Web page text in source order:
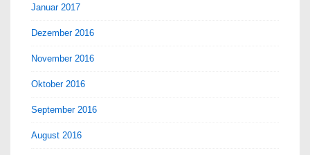
Januar 2017
Dezember 2016
November 2016
Oktober 2016
September 2016
August 2016